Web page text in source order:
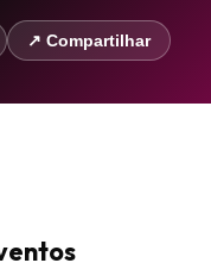
↗ Compartilhar